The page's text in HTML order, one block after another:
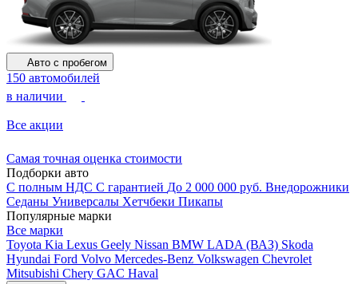
Авто с пробегом
150 автомобилей
в наличии
Все акции
Самая точная оценка стоимости
Подборки авто
С полным НДС С гарантией До 2 000 000 руб. Внедорожники
Седаны Универсалы Хетчбеки Пикапы
Популярные марки
Все марки
Toyota Kia Lexus Geely Nissan BMW LADA (ВАЗ) Skoda
Hyundai Ford Volvo Mercedes-Benz Volkswagen Chevrolet
Mitsubishi Chery GAC Haval